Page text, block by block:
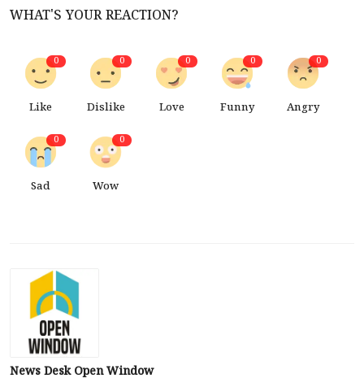
WHAT'S YOUR REACTION?
0
Like
0
Dislike
0
Love
0
Funny
0
Angry
0
Sad
0
Wow
News Desk Open Window